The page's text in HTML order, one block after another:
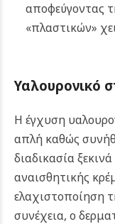
αποφεύγοντας
«πλαστικών»
Υαλουρονικό
Η έγχυση
απλή καθώς
διαδικασία
αναισθητικής
ελαχιστοποίηση
συνέχεια, ο